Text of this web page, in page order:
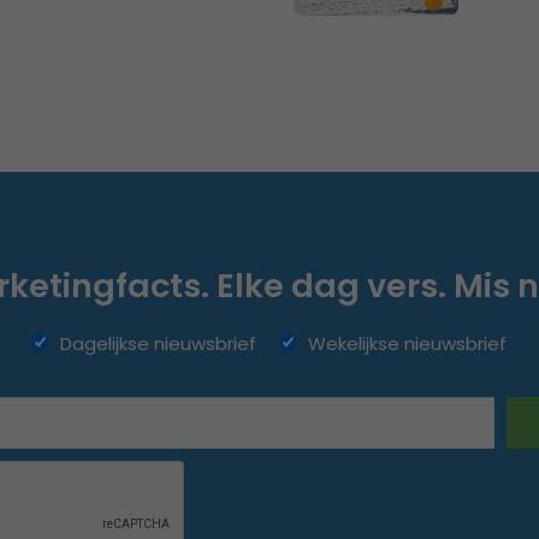
Elke dag vers. Mis
Dagelijkse nieuwsbrief Wekelijkse nieuwsbrief